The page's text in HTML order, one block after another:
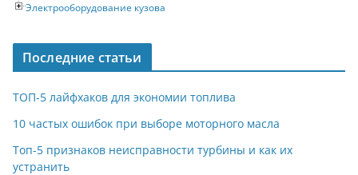
Электрооборудование кузова
Последние статьи
ТОП-5 лайфхаков для экономии топлива
10 частых ошибок при выборе моторного масла
Топ-5 признаков неисправности турбины и как их
устранить